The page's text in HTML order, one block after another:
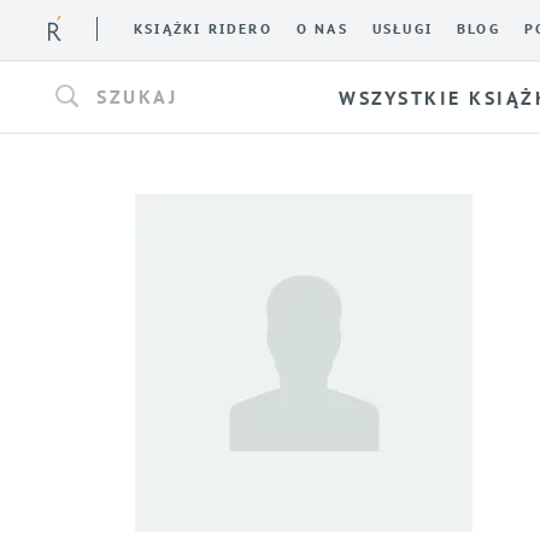
KSIĄŻKI RIDERO O NAS USŁUGI BLOG
SZUKAJ WSZYSTKIE